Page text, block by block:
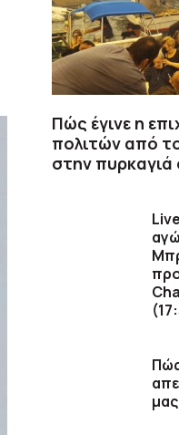
Πώς έγινε η
πολιτών από
στην πυρκαγιά